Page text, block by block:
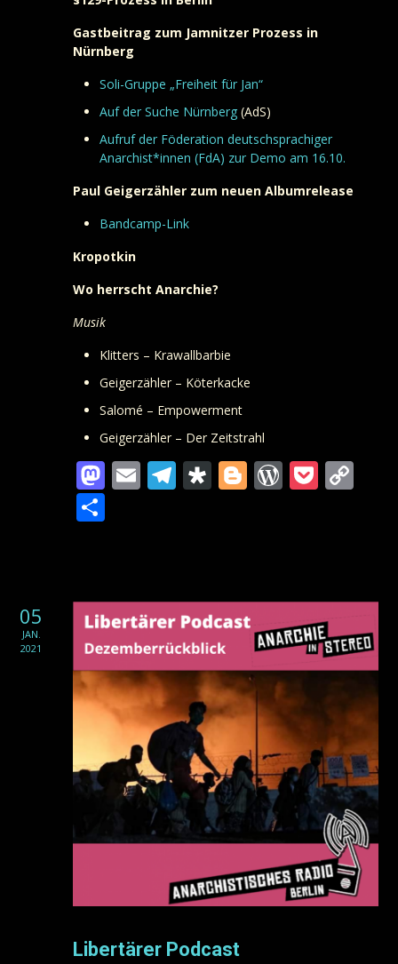
Gastbeitrag zum Jamnitzer Prozess in
Nürnberg
Soli-Gruppe „Freiheit für Jan“
Auf der Suche Nürnberg (AdS)
Aufruf der Föderation deutschsprachiger
Anarchist*innen (FdA) zur Demo am 16.10.
Paul Geigerzähler zum neuen Albumrelease
Bandcamp-Link
Kropotkin
Wo herrscht Anarchie?
Musik
Klitters – Krawallbarbie
Geigerzähler – Köterkacke
Salomé – Empowerment
Geigerzähler – Der Zeitstrahl
Mastodon
EmailTelegram
Diaspora
Blogger
05
JAN.
2021
Libertärer Podcast